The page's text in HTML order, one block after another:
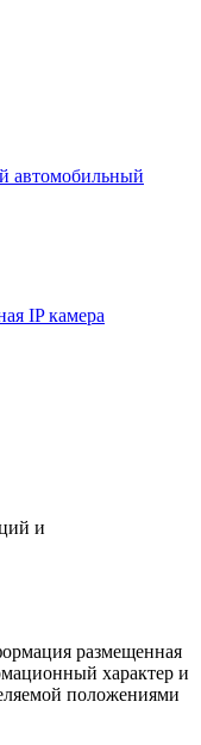
автомобильный
IP камера
и
размещенная
характер и
положениями